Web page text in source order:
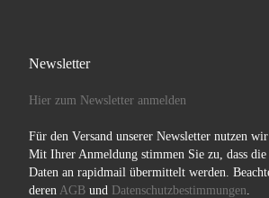
Newsletter
Hier zum Newsletter anmelden
Für den Versand unserer Newsletter nutzen
Mit Ihrer Anmeldung stimmen Sie zu, dass die
Daten an rapidmail übermittelt werden.
deren AGBund Datenschutzbestimmungen